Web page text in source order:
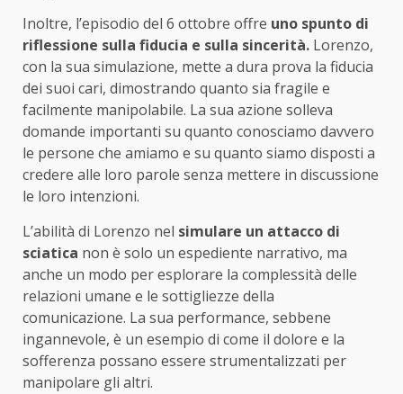
Inoltre, l’episodio del 6 ottobre offre uno spunto di
riflessione sulla fiducia e sulla sincerità. Lorenzo,
con la sua simulazione, mette a dura prova la fiducia
dei suoi cari, dimostrando quanto sia fragile e
facilmente manipolabile. La sua azione solleva
domande importanti su quanto conosciamo davvero
le persone che amiamo e su quanto siamo disposti a
credere alle loro parole senza mettere in discussione
le loro intenzioni.
L’abilità di Lorenzo nel simulare un attacco di
sciatica non è solo un espediente narrativo, ma
anche un modo per esplorare la complessità delle
relazioni umane e le sottigliezze della
comunicazione. La sua performance, sebbene
ingannevole, è un esempio di come il dolore e la
sofferenza possano essere strumentalizzati per
manipolare gli altri.